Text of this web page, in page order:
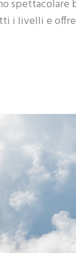
spettacolare
i livelli e